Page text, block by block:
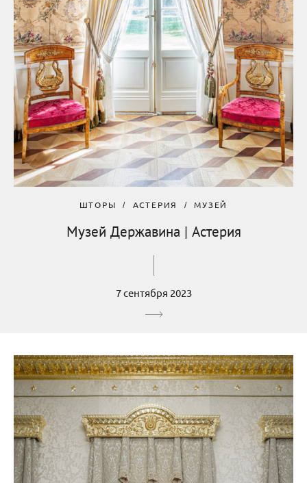
ШТОРЫ АСТЕРИЯ МУЗЕЙ
Музей Державина | Астерия
7 сентября 2023